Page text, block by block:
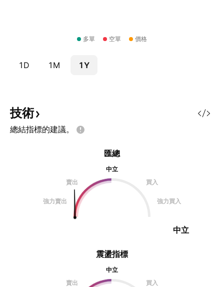
多單 空單 價格
1D 1M 1Y
技術
總結指標的建議。
震盪指標
中立
賣出
買入
匯總
中立
賣出
買入
強力賣出 強力買入
中立